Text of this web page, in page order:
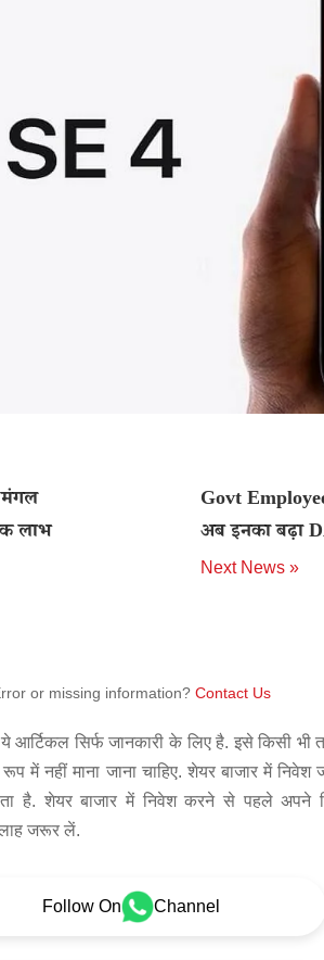
लाभ
Govt
अब इनका बढ़ा
Next News »
or missing information? Contact Us
ये आर्टिकल सिर्फ जानकारी के लिए है. इसे किसी भी
में नहीं माना जाना चाहिए. शेयर बाजार में निवेश
है. शेयर बाजार में निवेश करने से पहले अपने
जरूर लें.
Follow On Channel